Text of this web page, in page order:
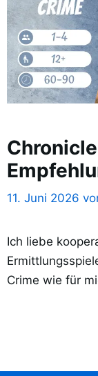
11. Juni 2026
Ich liebe
Crime wie für